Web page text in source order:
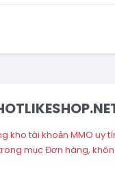
kho tài khoản MMO uy
mục Đơn hàng,